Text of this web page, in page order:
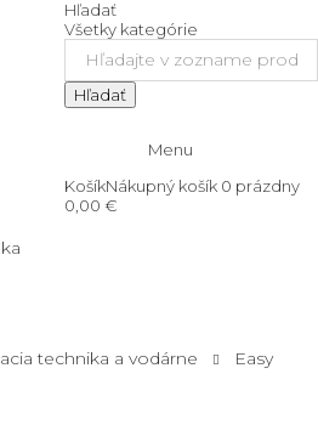
Hľadať
Všetky kategórie
Hľadať
Menu
KošíkNákupný košík 0 prázdny
0,00 €
technika a vodárne
Easy